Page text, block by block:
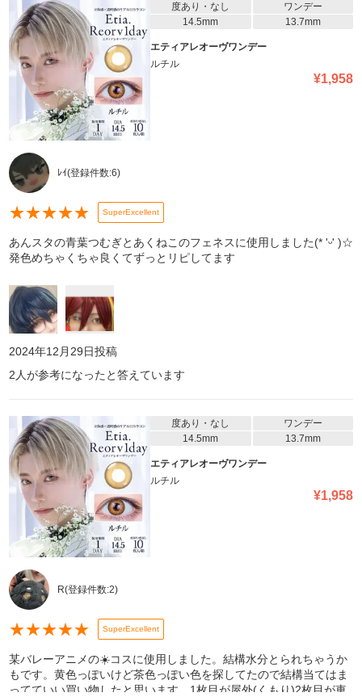
度あり・なし
ワンデー
14.5mm
13.7mm
エティアレオーヴワンデー
ルチル
¥1,958
ﾚｲ(登録件数:6)
★★★★★ SuperExcellent
あんスタの青葉つむぎとあくねこのフェネスに使用しました(* 'ᵕ' )☆
発色めちゃくちゃ良くてずっとリピしてます
2024年12月29日投稿
2 人が参考になったと答えています
度あり・なし
ワンデー
14.5mm
13.7mm
エティアレオーヴワンデー
ルチル
¥1,958
R(登録件数:2)
★★★★★ SuperExcellent
某バレーアニメの☀️コスに使用しました。結構水分とられちゃうか
もです。黄色っぽいけど茶色っぽい色を探してたので結構当てはま
ってていい買い物したと思います。1枚目が屋外(くもり)2枚目が車